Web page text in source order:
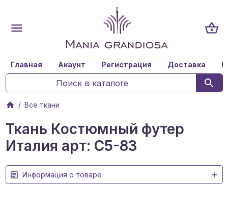
Главная Акаунт Регистрация Доставка
Все ткани
Ткань Костюмный футер
Италия арт: C5-83
Информация о товаре